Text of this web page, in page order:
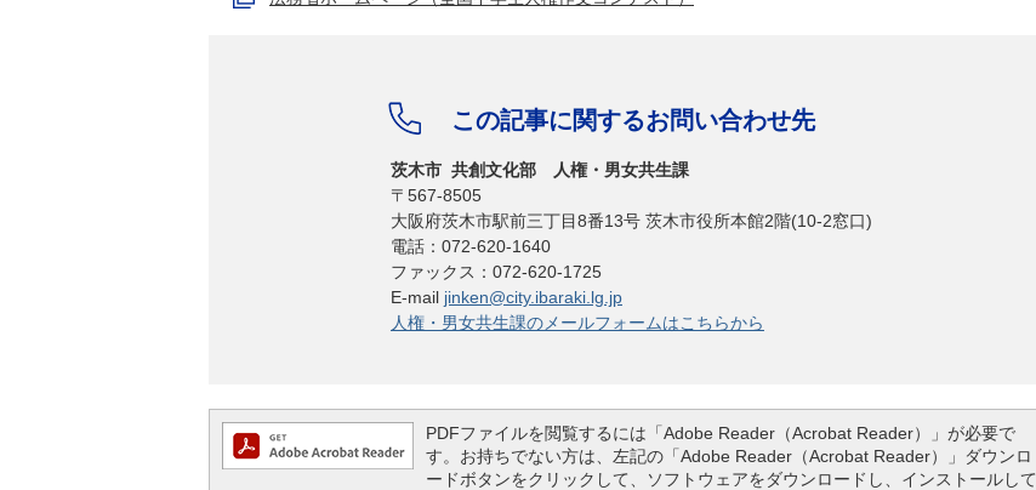
この記事に関するお問い合わせ先
茨木市 共創文化部 人権・男女共生課
〒567-8505
大阪府茨木市駅前三丁目8番13号 茨木市役所本館2階(10-2窓口)
電話：072-620-1640
ファックス：072-620-1725
E-mail jinken@city.ibaraki.lg.jp
人権・男女共生課のメールフォームはこちらから
PDFファイルを閲覧するには「Adobe Reader（Acrobat Reader）」が必要で
す。お持ちでない方は、左記の「Adobe Reader（Acrobat Reader）」ダウンロ
ードボタンをクリックして、ソフトウェアをダウンロードし、インストールして